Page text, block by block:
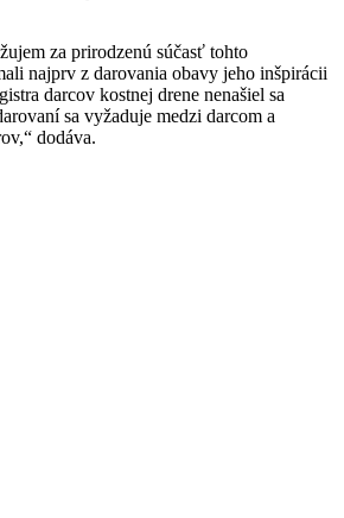
za prirodzenú súčasť tohto
najprv z darovania obavy jeho inšpirácii
darcov kostnej drene nenašiel sa
sa vyžaduje medzi darcom a
dodáva.